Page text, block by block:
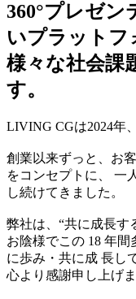
360°プレゼン
いプラットフ
様々な社会課
す。
LIVING CGは2024年
創業以来ずっと、お
をコンセプトに、 一
し続けてきました。
弊社は、“共に成長す
お陰様でこの 18 年
に歩み・共に成 長し
心より感謝申し上げま